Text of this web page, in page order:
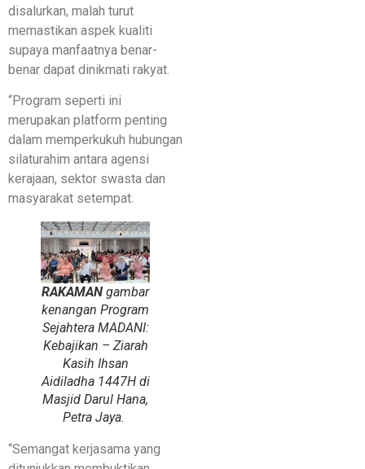
disalurkan, malah turut
memastikan aspek kualiti
supaya manfaatnya benar-
benar dapat dinikmati rakyat.
“Program seperti ini
merupakan platform penting
dalam memperkukuh hubungan
silaturahim antara agensi
kerajaan, sektor swasta dan
masyarakat setempat.
RAKAMAN gambar
kenangan Program
Sejahtera MADANI:
Kebajikan – Ziarah
Kasih Ihsan
Aidiladha 1447H di
Masjid Darul Hana,
Petra Jaya.
“Semangat kerjasama yang